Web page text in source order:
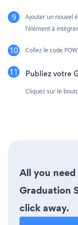
Ajouter un nouvel
l'élément à intégrer
Collez le code
Publiez votre
Cliquez sur le
All you
Graduation
click away.